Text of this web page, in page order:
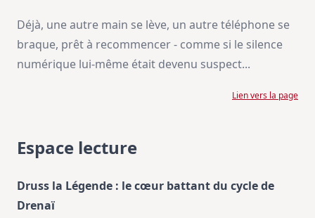
Déjà, une autre main se lève, un autre téléphone se
braque, prêt à recommencer - comme si le silence
numérique lui-même était devenu suspect...
Lien vers la page
Espace lecture
Druss la Légende : le cœur battant du cycle de
Drenaï